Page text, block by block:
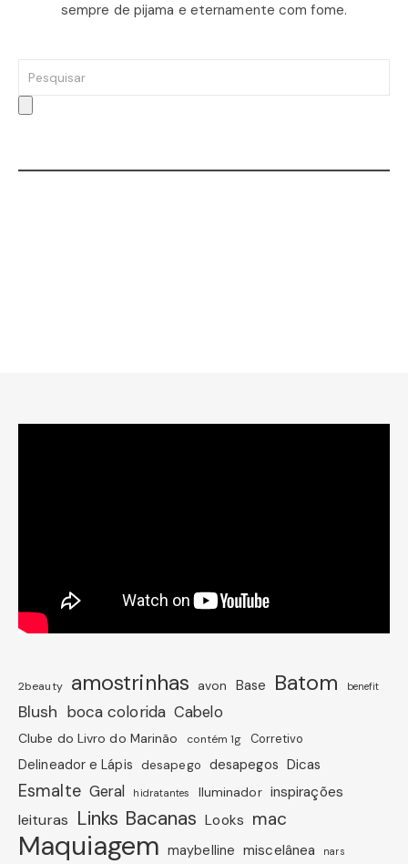
sempre de pijama e eternamente com fome.
2beauty amostrinhas avon Base Batom benefit
Blush boca colorida Cabelo
Clube do Livro do Marinão contém 1g Corretivo
Delineador e Lápis desapego desapegos Dicas
Esmalte Geral hidratantes Iluminador inspirações
leituras Links Bacanas Looks mac
Maquiagem maybelline miscelânea nars